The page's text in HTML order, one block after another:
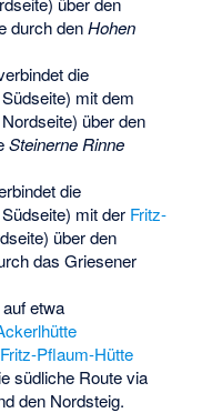
durch denHohen
die
mit dem
über den
Steinerne Rinne
die
mit der Fritz-
über den
das Griesener
etwa
Fritz-Pflaum-Hütte
südliche Route via
den Nordsteig.